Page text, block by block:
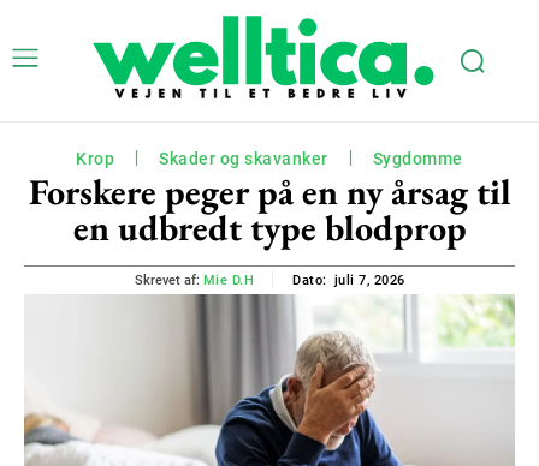
Krop Skader og skavanker Sygdomme
Forskere peger på en ny årsag til
en udbredt type blodprop
Skrevet af: Mie D.H Dato: juli 7, 2026